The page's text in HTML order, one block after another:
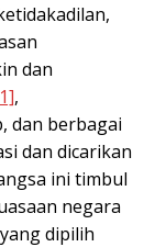
dan
,
dan berbagai
dan dicarikan
ini timbul
negara
dipilih